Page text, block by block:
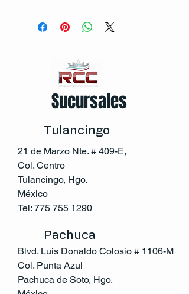
Sucursales
Tulancingo
21 de Marzo Nte. # 409-E,
Col. Centro
Tulancingo, Hgo.
México
Tel: 775 755 1290
Pachuca
Blvd. Luis Donaldo Colosio # 1106-M
Col. Punta Azul
Pachuca de Soto, Hgo.